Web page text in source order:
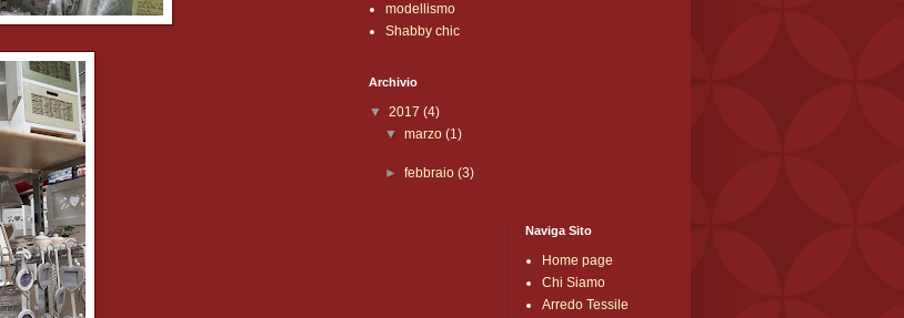
modellismo
Shabby chic
Archivio
▼ 2017 (4)
▼marzo(1)
►febbraio(3)
Naviga Sito
Home page
Chi Siamo
Arredo Tessile